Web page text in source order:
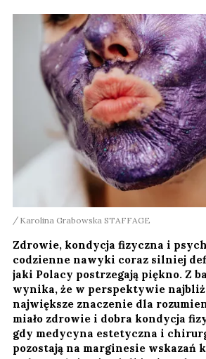
Karolina Grabowska STAFFAGE
Zdrowie, kondycja fizyczna i
codzienne nawyki coraz silniej
jaki Polacy postrzegają piękno. Z
wynika, że w perspektywie
największe znaczenie dla
miało zdrowie i dobra kondycja
gdy medycyna estetyczna i
pozostają na marginesie wskazań